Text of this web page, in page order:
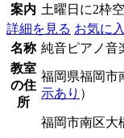
案内 土曜日に2枠
詳細を見る お気に
名称 純音ピアノ音
教室
の住
所
福岡県福岡市
示あり ）
福岡市南区大